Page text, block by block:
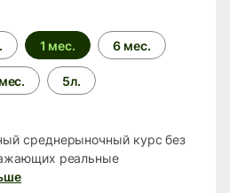
1 мес. 6 мес.
5л.
среднерыночный курс без
реальные